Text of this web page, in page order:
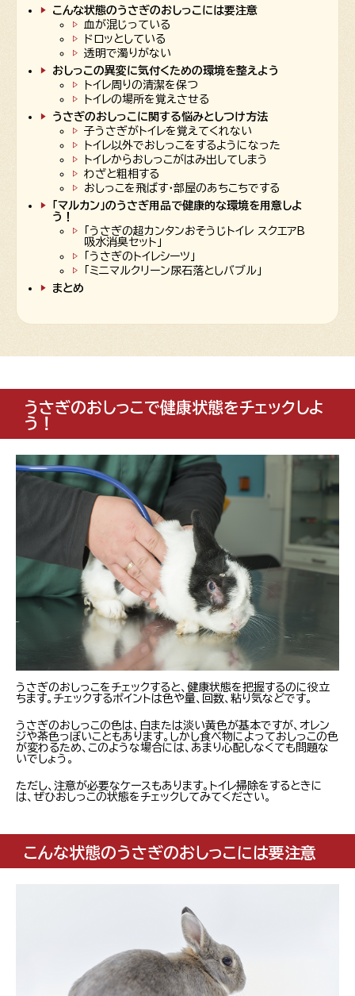
こんな状態のうさぎのおしっこには要注意
血が混じっている
ドロッとしている
透明で濁りがない
おしっこの異変に気付くための環境を整えよう
トイレ周りの清潔を保つ
トイレの場所を覚えさせる
うさぎのおしっこに関する悩みとしつけ方法
子うさぎがトイレを覚えてくれない
トイレ以外でおしっこをするようになった
トイレからおしっこがはみ出してしまう
わざと粗相する
おしっこを飛ばす・部屋のあちこちでする
「マルカン」のうさぎ用品で健康的な環境を用意しよ
う！
「うさぎの超カンタンおそうじトイレ スクエアB
吸水消臭セット」
「うさぎのトイレシーツ」
「ミニマルクリーン尿石落としバブル」
まとめ
うさぎのおしっこで健康状態をチェックしよ
う！
うさぎのおしっこをチェックすると、健康状態を把握するのに役立
ちます。チェックするポイントは色や量、回数、粘り気などです。
うさぎのおしっこの色は、白または淡い黄色が基本ですが、オレン
ジや茶色っぽいこともあります。しかし食べ物によっておしっこの色
が変わるため、このような場合には、あまり心配しなくても問題な
いでしょう。
ただし、注意が必要なケースもあります。トイレ掃除をするときに
は、ぜひおしっこの状態をチェックしてみてください。
こんな状態のうさぎのおしっこには要注意